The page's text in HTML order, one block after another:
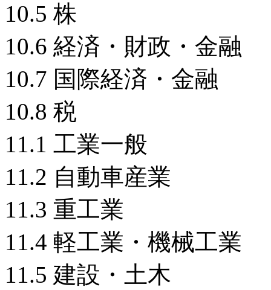
10.5 株
10.6 経済・財政・
10.7 国際経済・金
10.8 税
11.1 工業一般
11.2 自動車産業
11.3 重工業
11.4 軽工業・機械
11.5 建設・土木